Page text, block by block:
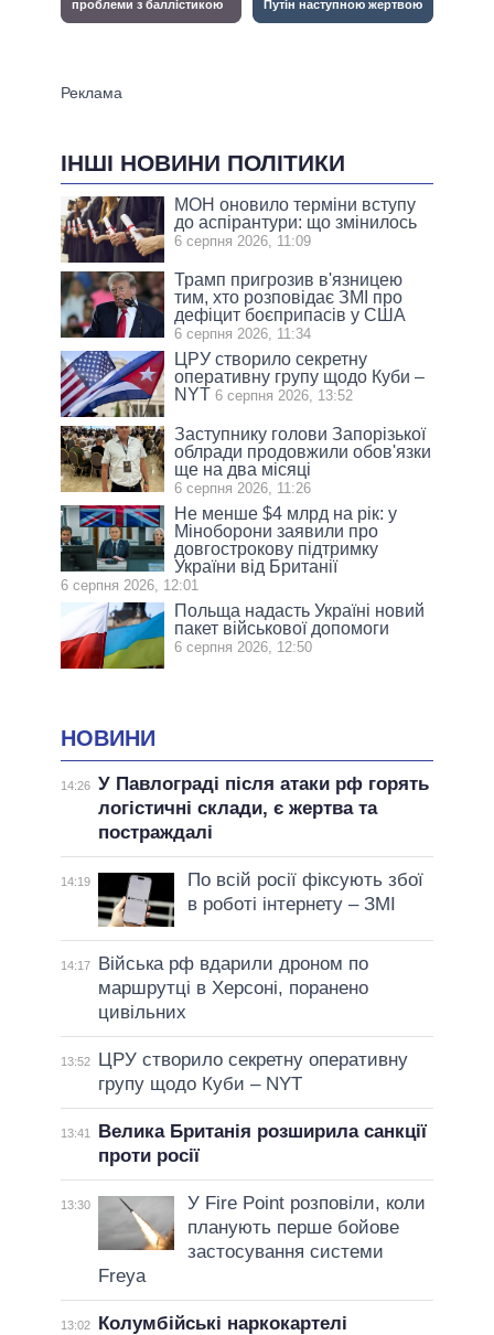
ІНШІ НОВИНИ ПОЛІТИКИ
МОН оновило терміни вступу
до аспірантури: що змінилось
6 серпня 2026, 11:09
Трамп пригрозив в'язницею
тим, хто розповідає ЗМІ про
дефіцит боєприпасів у США
6 серпня 2026, 11:34
ЦРУ створило секретну
оперативну групу щодо Куби –
NYT 6 серпня 2026, 13:52
Заступнику голови Запорізької
облради продовжили обов'язки
ще на два місяці
6 серпня 2026, 11:26
Не менше $4 млрд на рік: у
Міноборони заявили про
довгострокову підтримку
України від Британії
6 серпня 2026, 12:01
Польща надасть Україні новий
пакет військової допомоги
6 серпня 2026, 12:50
НОВИНИ
14:26 У Павлограді після атаки рф горять
логістичні склади, є жертва та
постраждалі
14:19
По всій росії фіксують збої
в роботі інтернету – ЗМІ
14:17
Війська рф вдарили дроном по
маршрутці в Херсоні, поранено
цивільних
13:52
ЦРУ створило секретну оперативну
групу щодо Куби – NYT
13:41
Велика Британія розширила санкції
проти росії
13:30
У Fire Point розповіли, коли
планують перше бойове
застосування системи
Freya
13:02
Колумбійські наркокартелі